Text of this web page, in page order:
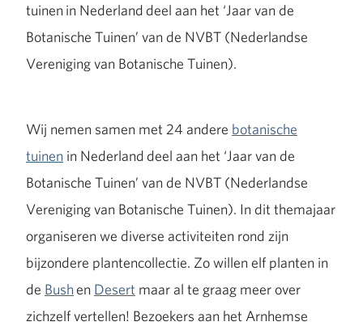
tuinen in Nederland deel aan het ‘Jaar van de
Botanische Tuinen’ van de NVBT (Nederlandse
Vereniging van Botanische Tuinen).
Wij nemen samen met 24 andere botanische
tuinen in Nederland deel aan het ‘Jaar van de
Botanische Tuinen’ van de NVBT (Nederlandse
Vereniging van Botanische Tuinen). In dit themajaar
organiseren we diverse activiteiten rond zijn
bijzondere plantencollectie. Zo willen elf planten in
de Bushen Desert maar al te graag meer over
zichzelf vertellen! Bezoekers aan het Arnhemse